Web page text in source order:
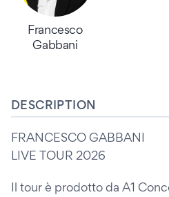
Francesco
Gabbani
DESCRIPTION
FRANCESCO GABBANI
LIVE TOUR 2026
Il tour è prodotto da A1